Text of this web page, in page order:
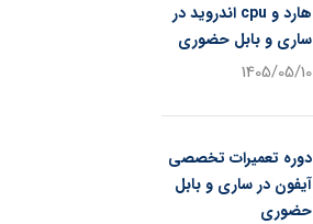
هارد و cpu اندروید در
ساری و بابل حضوری
1405/05/10
دوره تعمیرات تخصصی
آیفون در ساری و بابل
حضوری